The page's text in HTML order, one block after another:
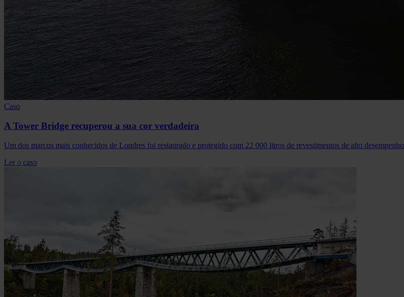
Caso
A Tower Bridge recuperou a sua cor verdadeira
Um dos marcos mais conhecidos de Londres foi restaurado e protegido com 22 000 litros de revestimentos de alto desempenho
Ler o caso